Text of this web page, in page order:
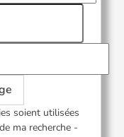
soient utilisées
ma recherche -